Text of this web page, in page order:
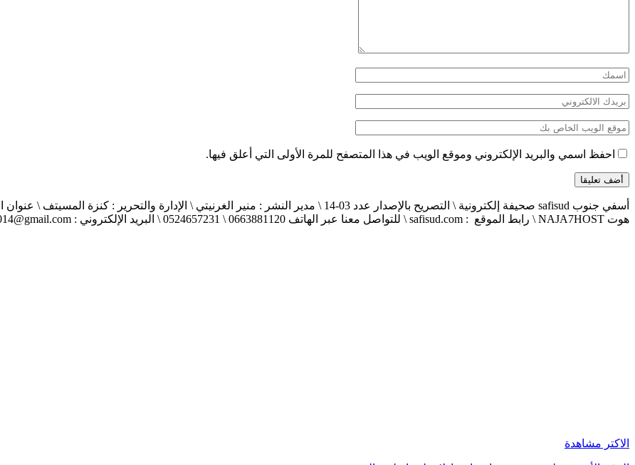
احفظ اسمي والبريد الإلكتروني وموقع الويب في هذا المتصفح للمرة الأولى التي أعلق فيها.
هوت NAJA7HOST \ رابط الموقع : safisud.com \ للتواصل معنا عبر الهاتف 0663881120 \ 0524657231 \ البريد الإلكتروني : safisud2014@gmail.com
الاكتر مشاهدة